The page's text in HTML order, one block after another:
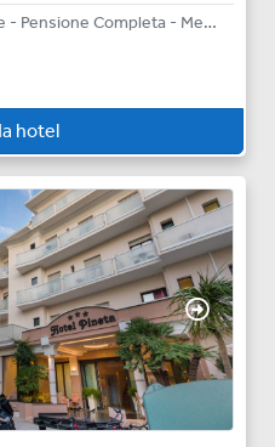
All Inclusive - Pensione Completa - Mezza Pensione - Bed & Breakfast
hotel